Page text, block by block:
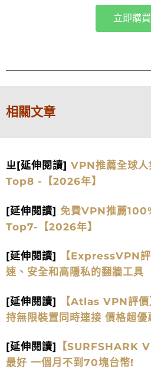
立即購買
相關文章
ㄓ[延伸閱讀] VPN推薦全球
Top8 -【2026年】
[延伸閱讀] 免費VPN推薦
Top7-【2026年】
[延伸閱讀]
【ExpressVPN
速、安全和高隱私的翻牆工具
[延伸閱讀]
【Atlas VPN評
持無限裝置同時連接 價格超優
[延伸閱讀] 【SURFSHARK
最好 一個月不到70塊台幣!